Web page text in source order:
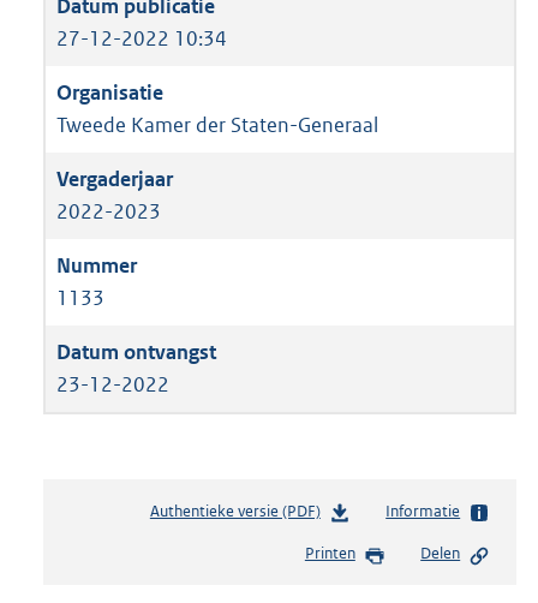
27-12-2022 10:34
Tweede Kamer der Staten-Generaal
2022-2023
1133
23-12-2022
Authentieke versie (PDF)b
s
Informatie
Printen Delen